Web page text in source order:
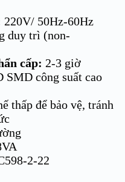
220V/ 50Hz-60Hz
duy trì (non-
cấp: 2-3 giờ
SMD công suất cao
thấp để bảo vệ, tránh
2-22